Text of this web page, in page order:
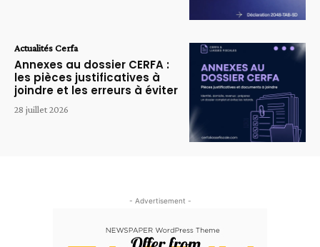
Actualités Cerfa
Annexes au dossier CERFA :
les pièces justificatives à
joindre et les erreurs à éviter
28 juillet 2026
- Advertisement -